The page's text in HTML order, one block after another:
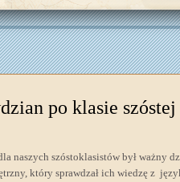
po klasie szóstej
naszych szóstoklasistów był ważny
który sprawdzał ich wiedzę z